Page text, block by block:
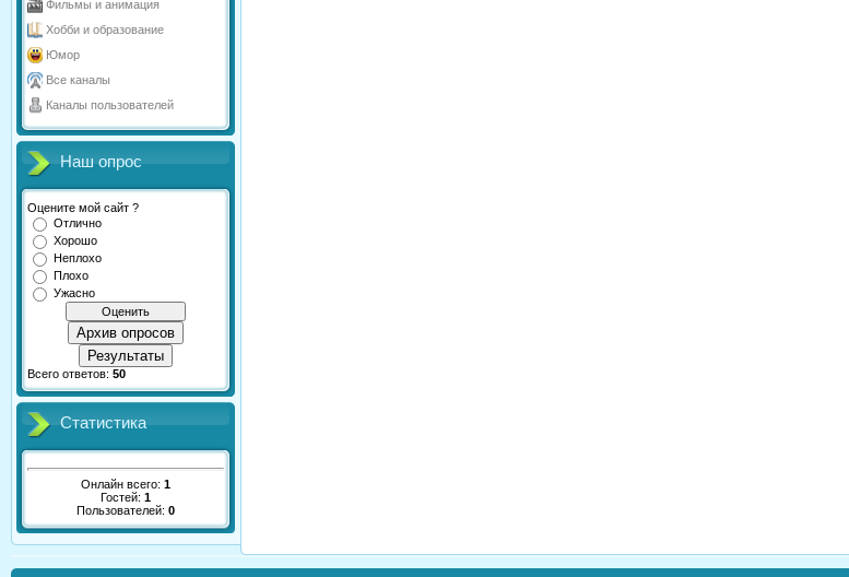
Фильмы и анимация
Хобби и образование
Юмор
Все каналы
Каналы пользователей
Наш опрос
Оцените мой сайт ?
Отлично
Хорошо
Неплохо
Плохо
Ужасно
Архив опросов
Результаты
Всего ответов: 50
Статистика
Онлайн всего: 1
Гостей: 1
Пользователей: 0